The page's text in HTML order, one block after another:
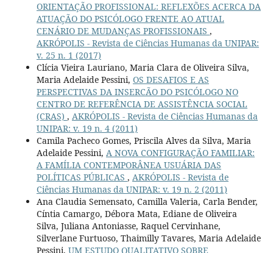
ORIENTAÇÃO PROFISSIONAL: REFLEXÕES ACERCA DA
ATUAÇÃO DO PSICÓLOGO FRENTE AO ATUAL
CENÁRIO DE MUDANÇAS PROFISSIONAIS ,
AKRÓPOLIS - Revista de Ciências Humanas da UNIPAR:
v. 25 n. 1 (2017)
Clícia Vieira Lauriano, Maria Clara de Oliveira Silva,
Maria Adelaide Pessini, OS DESAFIOS E AS
PERSPECTIVAS DA INSERCÃO DO PSICÓLOGO NO
CENTRO DE REFERÊNCIA DE ASSISTÊNCIA SOCIAL
(CRAS) , AKRÓPOLIS - Revista de Ciências Humanas da
UNIPAR: v. 19 n. 4 (2011)
Camila Pacheco Gomes, Priscila Alves da Silva, Maria
Adelaide Pessini, A NOVA CONFIGURAÇÃO FAMILIAR:
A FAMÍLIA CONTEMPORÂNEA USUÁRIA DAS
POLÍTICAS PÚBLICAS , AKRÓPOLIS - Revista de
Ciências Humanas da UNIPAR: v. 19 n. 2 (2011)
Ana Claudia Semensato, Camilla Valeria, Carla Bender,
Cíntia Camargo, Débora Mata, Ediane de Oliveira
Silva, Juliana Antoniasse, Raquel Cervinhane,
Silverlane Furtuoso, Thaimilly Tavares, Maria Adelaide
Pessini, UM ESTUDO QUALITATIVO SOBRE